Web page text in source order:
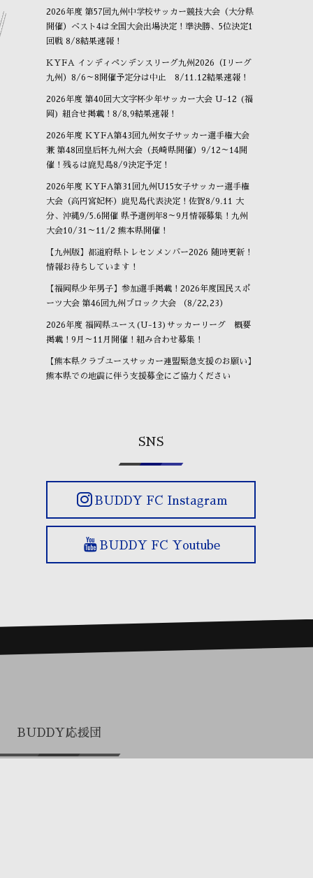
2026年度 第57回九州中学校サッカー競技大会（大分県
開催）ベスト4は全国大会出場決定！準決勝、5位決定1
回戦 8/8結果速報！
KYFA インディペンデンスリーグ九州2026（Iリーグ
九州）8/6～8開催予定分は中止 8/11.12結果速報！
2026年度 第40回大文字杯少年サッカー大会 U-12 (福
岡) 組合せ掲載！8/8,9結果速報！
2026年度 KYFA第43回九州女子サッカー選手権大会
兼 第48回皇后杯九州大会（長崎県開催）9/12～14開
催！残るは鹿児島8/9決定予定！
2026年度 KYFA第31回九州U15女子サッカー選手権
大会（高円宮妃杯）鹿児島代表決定！佐賀8/9.11 大
分、沖縄9/5.6開催 県予選例年8～9月情報募集！九州
大会10/31～11/2 熊本県開催！
【九州版】都道府県トレセンメンバー2026 随時更新！
情報お待ちしています！
【福岡県少年男子】参加選手掲載！2026年度国民スポ
ーツ大会 第46回九州ブロック大会 （8/22,23）
2026年度 福岡県ユース(U-13)サッカーリーグ 概要
掲載！9月～11月開催！組み合わせ募集！
【熊本県クラブユースサッカー連盟緊急支援のお願い】
熊本県での地震に伴う支援募金にご協力ください
SNS
BUDDY FC Instagram
BUDDY FC Youtube
BUDDY応援団